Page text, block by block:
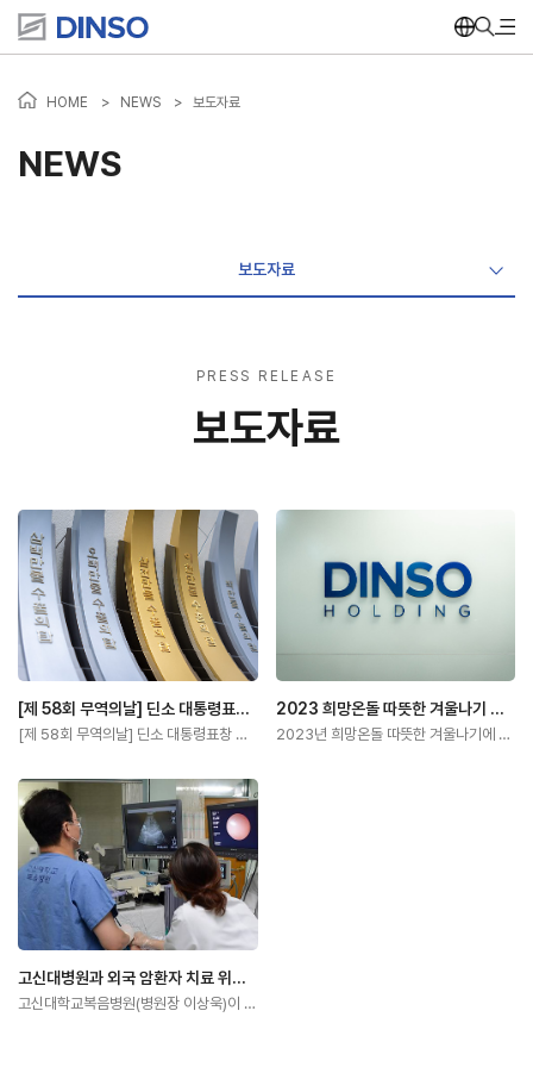
HOME > NEWS > 보도자료
NEWS
보도자료
PRESS RELEASE
보도자료
[제 58회 무역의날] 딘소 대통령표창 수상
[제 58회 무역의날] 딘소 대통령표창 수상
2023 희망온돌 따뜻한 겨울나기 사랑의 성금 기탁
2023년 희망온돌 따뜻한 겨울나기에 2천만원 성금 후원
고신대병원과 외국 암환자 치료 위한 MOU 체결
고신대학교복음병원(병원장 이상욱)이 17일 오후 5시 장기려기념암센터 회의실에서 (주)딘소…